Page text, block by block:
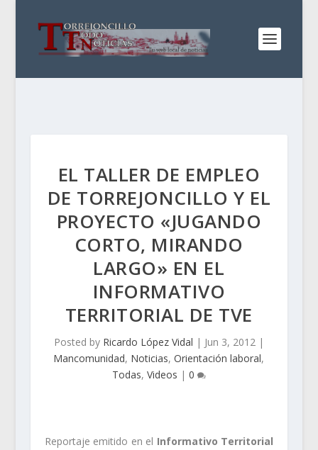
EL TALLER DE EMPLEO
DE TORREJONCILLO Y EL
PROYECTO «JUGANDO
CORTO, MIRANDO
LARGO» EN EL
INFORMATIVO
TERRITORIAL DE TVE
Posted by Ricardo López Vidal | Jun 3, 2012|
Mancomunidad, Noticias,Orientación laboral,
Todas, Videos | 0
Reportaje emitido en el Informativo Territorial